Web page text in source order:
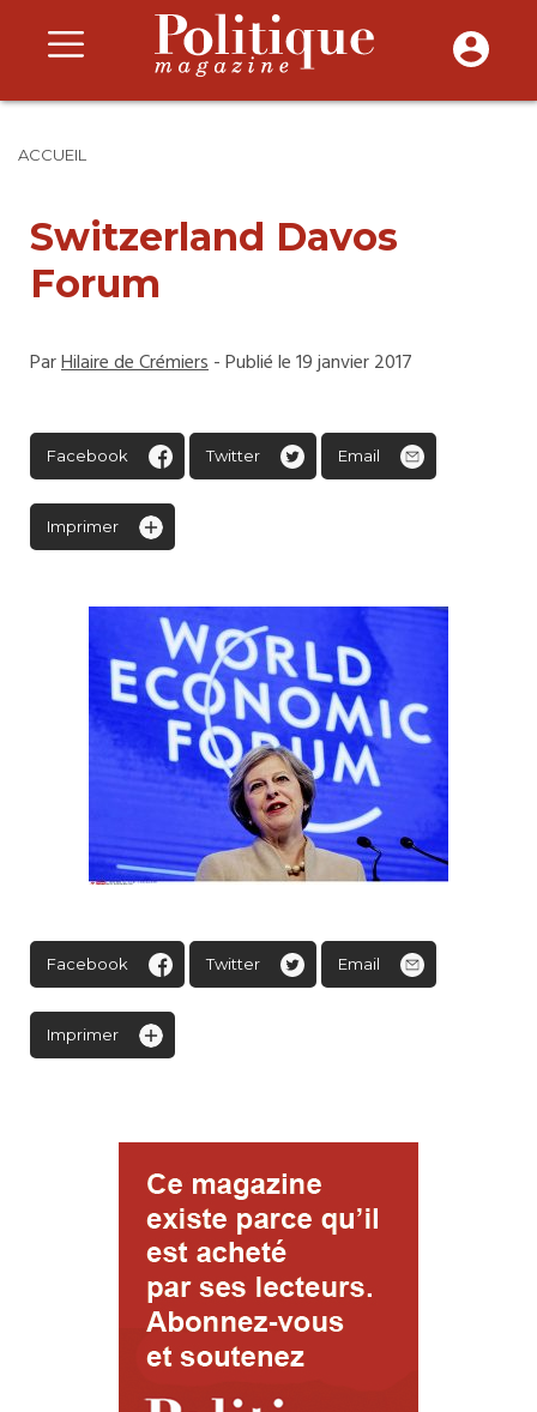
ACCUEIL
Switzerland Davos
Forum
ParHilaire de Crémiers- Publié le 19 janvier 2017
Facebook Twitter Email
Imprimer
Facebook Twitter Email
Imprimer